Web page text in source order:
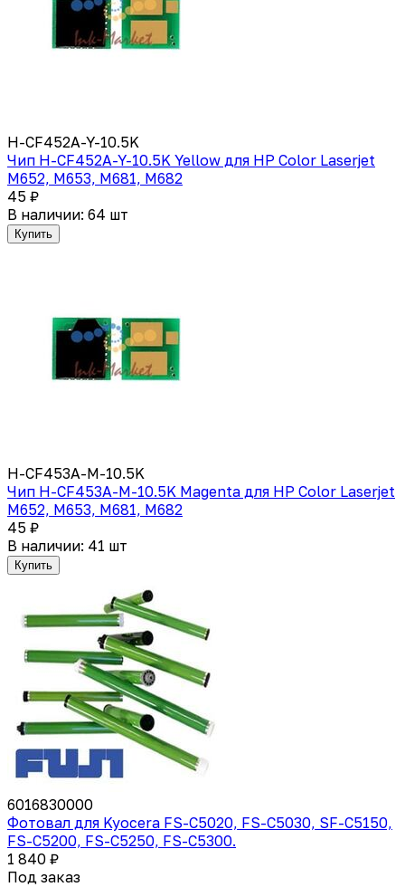
H-CF452A-Y-10.5K
Чип H-CF452A-Y-10.5K Yellow для HP Color Laserjet
M652, M653, M681, M682
45 ₽
В наличии: 64 шт
Купить
H-CF453A-M-10.5K
Чип H-CF453A-M-10.5K Magenta для HP Color Laserjet
M652, M653, M681, M682
45 ₽
В наличии: 41 шт
Купить
6016830000
Фотовал для Kyocera FS-C5020, FS-C5030, SF-C5150,
FS-C5200, FS-C5250, FS-C5300.
1 840 ₽
Под заказ